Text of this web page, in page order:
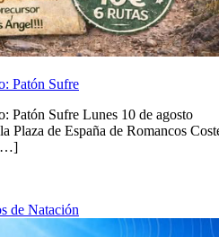
Patón Sufre
Patón Sufre Lunes 10 de agosto
Plaza de España de Romancos
[…]
de Natación